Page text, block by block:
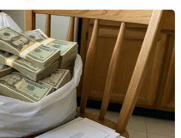
lớn, tòa nhà đổ sập trong
tu
thiệt mạng khi một nhà hát cũ
miền Bắc Argentina, đổ sập
tu với một tiếng nổ lớn và cột khói